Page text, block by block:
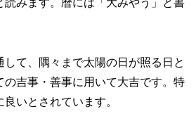
読みます。暦には「大みやう」と書
して、隅々まで太陽の日が照る日と
の吉事・善事に用いて大吉です。特
いとされています。